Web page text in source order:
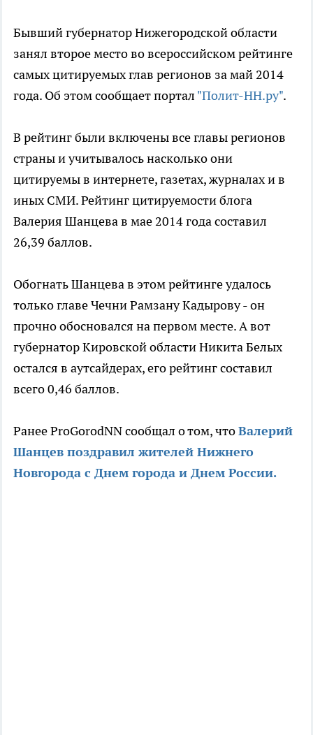
Бывший губернатор Нижегородской области
занял второе место во всероссийском рейтинге
самых цитируемых глав регионов за май 2014
года. Об этом сообщает портал "Полит-НН.ру".
В рейтинг были включены все главы регионов
страны и учитывалось насколько они
цитируемы в интернете, газетах, журналах и в
иных СМИ. Рейтинг цитируемости блога
Валерия Шанцева в мае 2014 года составил
26,39 баллов.
Обогнать Шанцева в этом рейтинге удалось
только главе Чечни Рамзану Кадырову - он
прочно обосновался на первом месте. А вот
губернатор Кировской области Никита Белых
остался в аутсайдерах, его рейтинг составил
всего 0,46 баллов.
Ранее ProGorodNN сообщал о том, чтоВалерий
Шанцев поздравил жителей Нижнего
Новгорода с Днем города и Днем России.